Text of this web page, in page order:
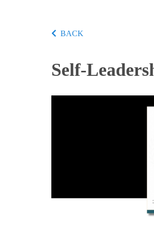
BACK
Self-